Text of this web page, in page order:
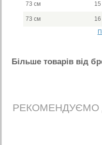
73 см
73 см
Бiльше товарiв вiд
РЕКОМЕНДУЄМО